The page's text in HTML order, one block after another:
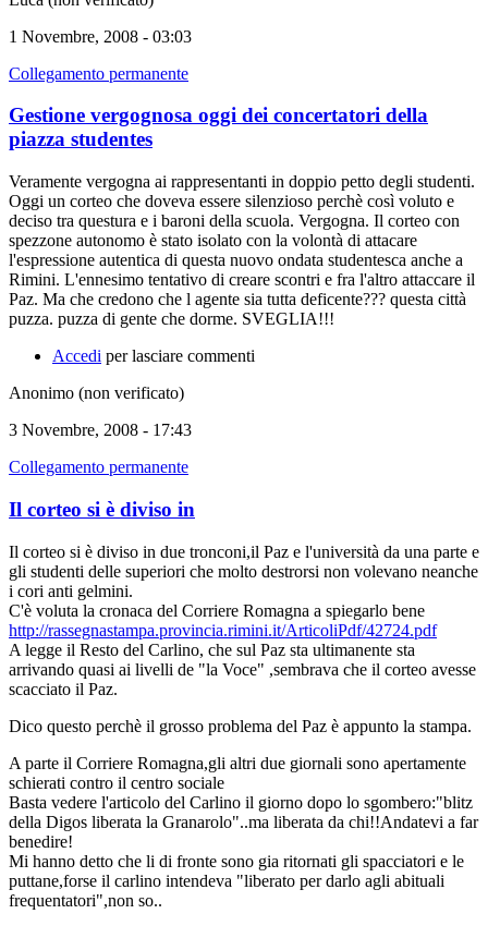
1 Novembre, 2008 - 03:03
Collegamento permanente
Gestione vergognosa oggi dei concertatori della
piazza studentes
Veramente vergogna ai rappresentanti in doppio petto degli studenti.
Oggi un corteo che doveva essere silenzioso perchè così voluto e
deciso tra questura e i baroni della scuola. Vergogna. Il corteo con
spezzone autonomo è stato isolato con la volontà di attacare
l'espressione autentica di questa nuovo ondata studentesca anche a
Rimini. L'ennesimo tentativo di creare scontri e fra l'altro attaccare il
Paz. Ma che credono che l agente sia tutta deficente??? questa città
puzza. puzza di gente che dorme. SVEGLIA!!!
Accedi per lasciare commenti
Anonimo (non verificato)
3 Novembre, 2008 - 17:43
Collegamento permanente
Il corteo si è diviso in
Il corteo si è diviso in due tronconi,il Paz e l'università da una parte e
gli studenti delle superiori che molto destrorsi non volevano neanche
i cori anti gelmini.
C'è voluta la cronaca del Corriere Romagna a spiegarlo bene
http://rassegnastampa.provincia.rimini.it/ArticoliPdf/42724.pdf
A legge il Resto del Carlino, che sul Paz sta ultimanente sta
arrivando quasi ai livelli de "la Voce" ,sembrava che il corteo avesse
scacciato il Paz.
Dico questo perchè il grosso problema del Paz è appunto la stampa.
A parte il Corriere Romagna,gli altri due giornali sono apertamente
schierati contro il centro sociale
Basta vedere l'articolo del Carlino il giorno dopo lo sgombero:"blitz
della Digos liberata la Granarolo"..ma liberata da chi!!Andatevi a far
benedire!
Mi hanno detto che li di fronte sono gia ritornati gli spacciatori e le
puttane,forse il carlino intendeva "liberato per darlo agli abituali
frequentatori",non so..